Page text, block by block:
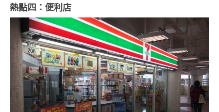
熱點四：便利店